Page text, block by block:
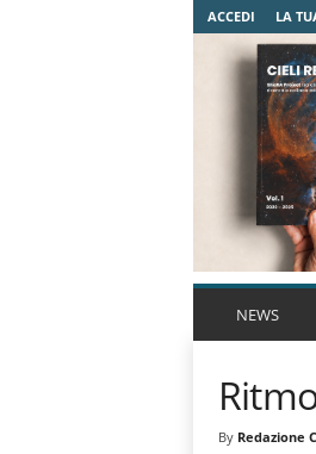
ACCEDI LA
NEWS
By Redazione